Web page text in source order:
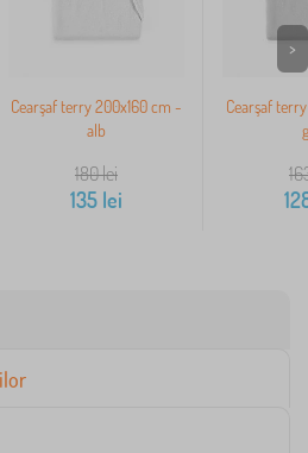
Cearşaf terry 200x160 cm -
alb
180lei
135 lei
Cearşaf
>